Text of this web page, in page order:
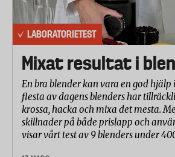
LABORATORIETEST
Mixat resultat i
En bra blender kan vara en god hjälp
flesta av dagens blenders har
krossa, hacka och mixa det mesta.
skillnader på både prislapp och
visar vårt test av 9 blenders under